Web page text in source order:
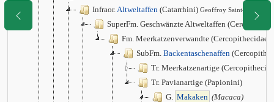
Infraor.Altweltaffen (Catarrhini) Geoffroy Saint-Hilaire
SuperFm. Geschwänzte Altweltaffen
Fm. Meerkatzenverwandte (Cercopithecidae)
SubFm. Backentaschenaffen
Tr. Meerkatzenartige
Tr. Pavianartige (Papionini)
G. Makaken (Macaca)